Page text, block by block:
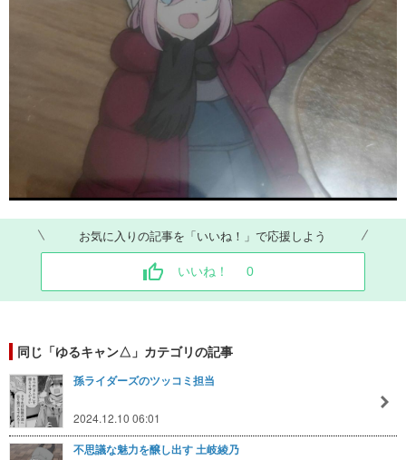
お気に入りの記事を「いいね！」で応援しよう
いいね！ 0
同じ「ゆるキャン△」カテゴリの記事
孫ライダーズのツッコミ担当
2024.12.10 06:01
不思議な魅力を醸し出す 土岐綾乃